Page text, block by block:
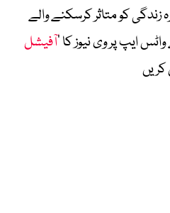
زندگی کو متاثر کرسکنے والے
ایپ پر وی نیوز کا ’آفیشل
کریں